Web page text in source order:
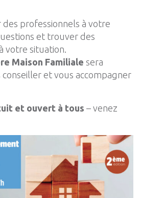
professionnels à votre
et trouver des
votre situation.
Maison Familiale sera
et vous accompagner
et ouvert à tous – venez